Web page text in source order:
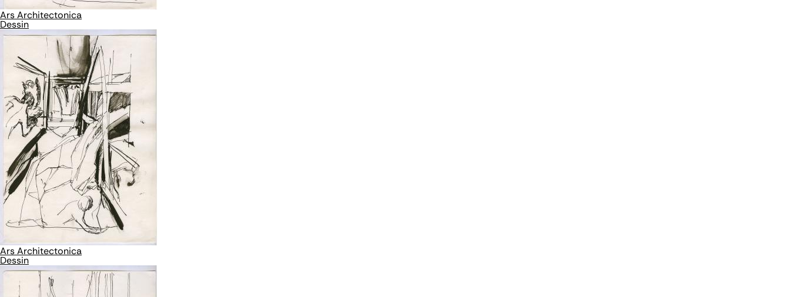
Ars Architectonica
Dessin
Ars Architectonica
Dessin